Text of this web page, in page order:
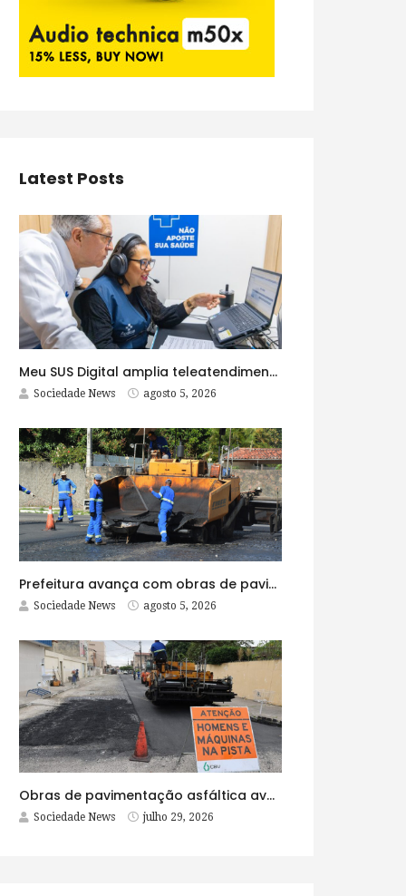
zona rural para realizar o processo de
Latest Posts
Meu SUS Digital amplia teleatendimentos para pessoas com problemas com jogos e apostas
Sociedade News agosto 5, 2026
Prefeitura avança com obras de pavimentação asfáltica na Rua Lopes Rodrigues
Sociedade News agosto 5, 2026
Obras de pavimentação asfáltica avançam no bairro Brasília e chegam a mais quatro ruas
Sociedade News julho 29, 2026